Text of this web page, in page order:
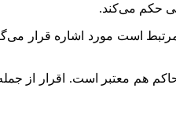
حکم می‌کند.
است مورد اشاره قرار
هم معتبر است. اقرار از